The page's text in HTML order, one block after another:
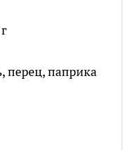
перец, паприка